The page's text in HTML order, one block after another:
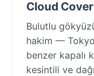
Cloud
Bulutlu
hakim —
benzer kapalı
kesintili ve